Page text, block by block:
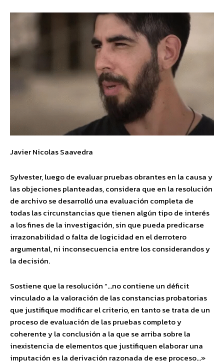
Javier Nicolas Saavedra
Sylvester, luego de evaluar pruebas obrantes en la causa y
las objeciones planteadas, considera que en la resolución
de archivo se desarrolló una evaluación completa de
todas las circunstancias que tienen algún tipo de interés
a los fines de la investigación, sin que pueda predicarse
irrazonabilidad o falta de logicidad en el derrotero
argumental, ni inconsecuencia entre los considerandos y
la decisión.
Sostiene que la resolución “…no contiene un déficit
vinculado a la valoración de las constancias probatorias
que justifique modificar el criterio, en tanto se trata de un
proceso de evaluación de las pruebas completo y
coherente y la conclusión a la que se arriba sobre la
inexistencia de elementos que justifiquen elaborar una
imputación es la derivación razonada de ese proceso…»